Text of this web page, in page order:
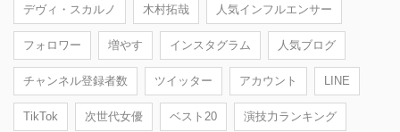
デヴィ・スカルノ 木村拓哉 人気インフルエンサー
フォロワー 増やす インスタグラム 人気ブログ
チャンネル登録者数 ツイッター アカウント LINE
TikTok 次世代女優 ベスト20 演技力ランキング